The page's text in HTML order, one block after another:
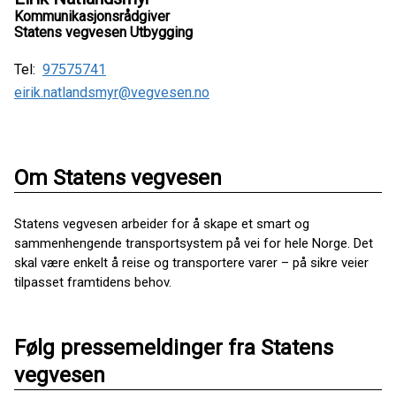
Kommunikasjonsrådgiver
Statens vegvesen Utbygging
Tel: 97575741
eirik.natlandsmyr@vegvesen.no
Om Statens vegvesen
Statens vegvesen arbeider for å skape et smart og
sammenhengende transportsystem på vei for hele Norge. Det
skal være enkelt å reise og transportere varer – på sikre veier
tilpasset framtidens behov.
Følg pressemeldinger fra Statens
vegvesen